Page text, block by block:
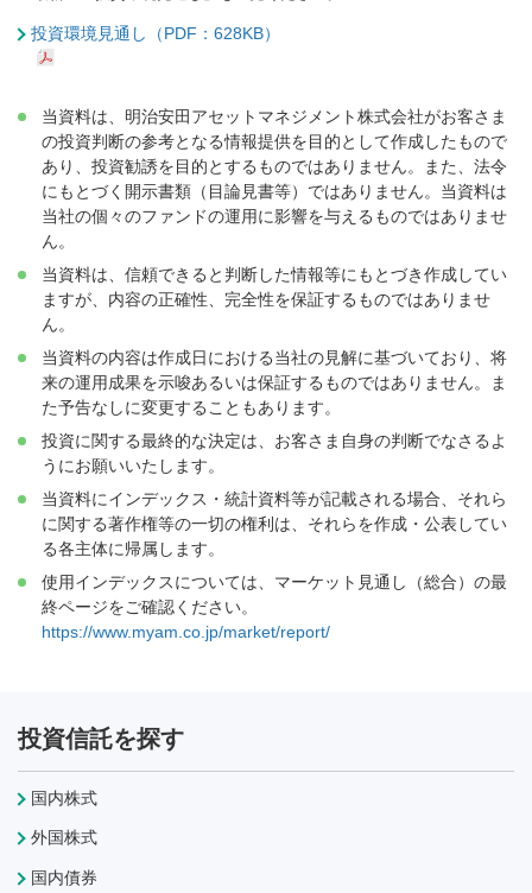
投資環境見通し（PDF：628KB）
当資料は、明治安田アセットマネジメント株式会社がお客さま
の投資判断の参考となる情報提供を目的として作成したもので
あり、投資勧誘を目的とするものではありません。また、法令
にもとづく開示書類（目論見書等）ではありません。当資料は
当社の個々のファンドの運用に影響を与えるものではありませ
ん。
当資料は、信頼できると判断した情報等にもとづき作成してい
ますが、内容の正確性、完全性を保証するものではありませ
ん。
当資料の内容は作成日における当社の見解に基づいており、将
来の運用成果を示唆あるいは保証するものではありません。ま
た予告なしに変更することもあります。
投資に関する最終的な決定は、お客さま自身の判断でなさるよ
うにお願いいたします。
当資料にインデックス・統計資料等が記載される場合、それら
に関する著作権等の一切の権利は、それらを作成・公表してい
る各主体に帰属します。
使用インデックスについては、マーケット見通し（総合）の最
終ページをご確認ください。
https://www.myam.co.jp/market/report/
投資信託を探す
国内株式
外国株式
国内債券